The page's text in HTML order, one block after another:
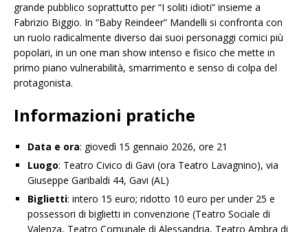
grande pubblico soprattutto per “I soliti idioti” insieme a
Fabrizio Biggio. In “Baby Reindeer” Mandelli si confronta con
un ruolo radicalmente diverso dai suoi personaggi comici più
popolari, in un one man show intenso e fisico che mette in
primo piano vulnerabilità, smarrimento e senso di colpa del
protagonista.
Informazioni pratiche
Data e ora: giovedì 15 gennaio 2026, ore 21
Luogo: Teatro Civico di Gavi (ora Teatro Lavagnino), via
Giuseppe Garibaldi 44, Gavi (AL)
Biglietti: intero 15 euro; ridotto 10 euro per under 25 e
possessori di biglietti in convenzione (Teatro Sociale di
Valenza, Teatro Comunale di Alessandria, Teatro Ambra di